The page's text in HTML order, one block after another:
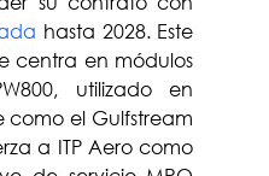
hasta 2028. Este
centra en módulos
utilizado en
como el Gulfstream
a ITP Aero como